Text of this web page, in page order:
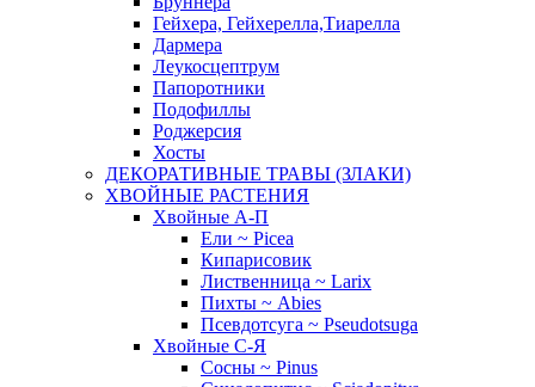
Гейхера, Гейхерелла,Тиарелла
Дармера
Леукосцептрум
Папоротники
Подофиллы
Роджерсия
Хосты
ДЕКОРАТИВНЫЕ ТРАВЫ (ЗЛАКИ)
ХВОЙНЫЕ РАСТЕНИЯ
Хвойные А-П
Ели ~ Picea
Кипарисовик
Лиственница ~ Larix
Пихты ~ Abies
Псевдотсуга ~ Pseudotsuga
Хвойные С-Я
Сосны ~ Pinus